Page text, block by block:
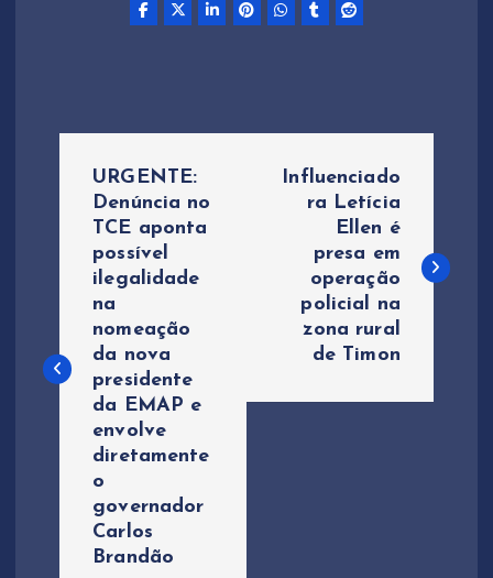
g
URGENTE:
Denúncia no
TCE aponta
possível
ilegalidade
na
nomeação
da nova
presidente
da EMAP e
envolve
diretamente
o
governador
Carlos
Brandão
Influenciado
ra Letícia
Ellen é
presa em
operação
policial na
zona rural
de Timon